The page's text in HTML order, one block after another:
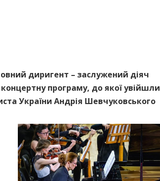
диригент – заслужений діяч
програму, до якої увійшли
України Андрія Шевчуковського